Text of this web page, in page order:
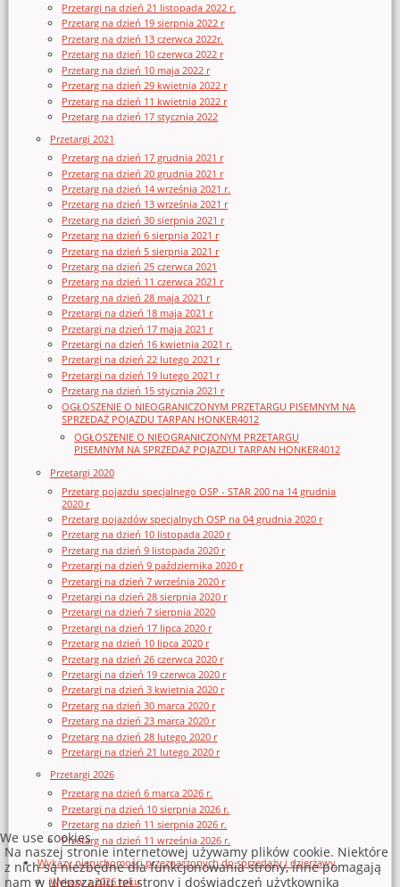
Przetargi na dzień 21 listopada 2022 r.
Przetarg na dzień 19 sierpnia 2022 r
Przetarg na dzień 13 czerwca 2022r.
Przetarg na dzień 10 czerwca 2022 r
Przetarg na dzień 10 maja 2022 r
Przetarg na dzień 29 kwietnia 2022 r
Przetarg na dzień 11 kwietnia 2022 r
Przetarg na dzień 17 stycznia 2022
Przetargi 2021
Przetarg na dzień 17 grudnia 2021 r
Przetarg na dzień 20 grudnia 2021 r
Przetarg na dzień 14 września 2021 r.
Przetarg na dzień 13 września 2021 r
Przetarg na dzień 30 sierpnia 2021 r
Przetarg na dzień 6 sierpnia 2021 r
Przetarg na dzień 5 sierpnia 2021 r
Przetarg na dzień 25 czerwca 2021
Przetarg na dzień 11 czerwca 2021 r
Przetarg na dzień 28 maja 2021 r
Przetargi na dzień 18 maja 2021 r
Przetargi na dzień 17 maja 2021 r
Przetargi na dzień 16 kwietnia 2021 r.
Przetargi na dzień 22 lutego 2021 r
Przetargi na dzień 19 lutego 2021 r
Przetarg na dzień 15 stycznia 2021 r
OGŁOSZENIE O NIEOGRANICZONYM PRZETARGU PISEMNYM NA
SPRZEDAŻ POJAZDU TARPAN HONKER4012
OGŁOSZENIE O NIEOGRANICZONYM PRZETARGU
PISEMNYM NA SPRZEDAŻ POJAZDU TARPAN HONKER4012
Przetargi 2020
Przetarg pojazdu specjalnego OSP - STAR 200 na 14 grudnia
2020 r
Przetarg pojazdów specjalnych OSP na 04 grudnia 2020 r
Przetarg na dzień 10 listopada 2020 r
Przetarg na dzień 9 listopada 2020 r
Przetargi na dzień 9 października 2020 r
Przetargi na dzień 7 września 2020 r
Przetargi na dzień 28 sierpnia 2020 r
Przetargi na dzień 7 sierpnia 2020
Przetargi na dzień 17 lipca 2020 r
Przetarg na dzień 10 lipca 2020 r
Przetarg na dzień 26 czerwca 2020 r
Przetargi na dzień 19 czerwca 2020 r
Przetargi na dzień 3 kwietnia 2020 r
Przetarg na dzień 30 marca 2020 r
Przetarg na dzień 23 marca 2020 r
Przetarg na dzień 28 lutego 2020 r
Przetargi na dzień 21 lutego 2020 r
Przetargi 2026
Przetarg na dzień 6 marca 2026 r.
Przetargi na dzień 10 sierpnia 2026 r.
Przetarg na dzień 11 sierpnia 2026 r.
Przetarg na dzień 11 września 2026 r.
Wykazy nieruchomości przeznaczonych do sprzedaży i dzierżawy
Wykazy z 2026 roku
We use cookies
Na naszej stronie internetowej używamy plików cookie. Niektóre
z nich są niezbędne dla funkcjonowania strony, inne pomagają
nam w ulepszaniu tej strony i doświadczeń użytkownika